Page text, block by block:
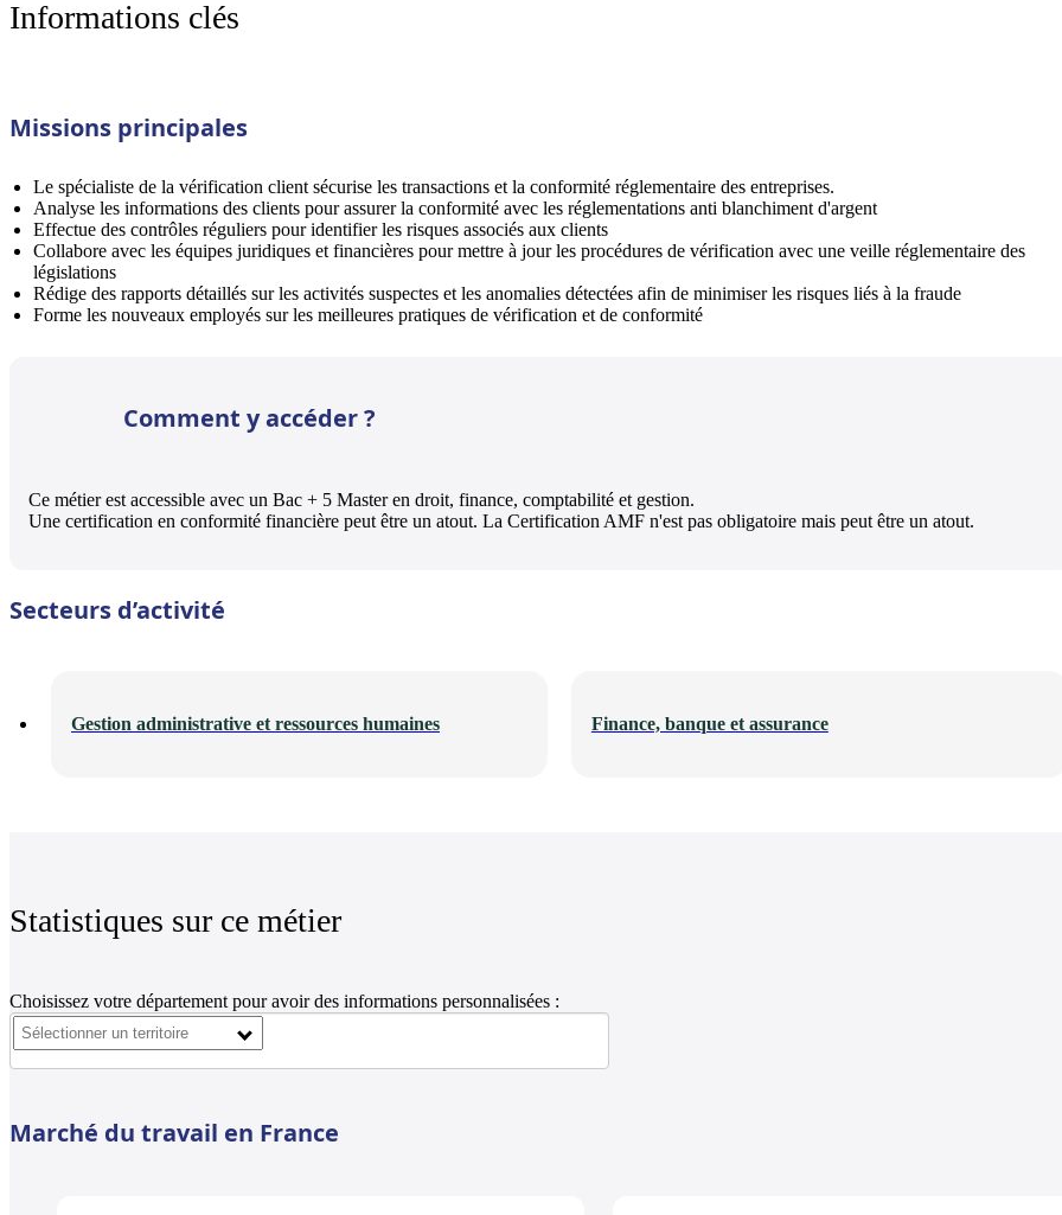
Informations clés
Missions principales
Le spécialiste de la vérification client sécurise les transactions et la conformité réglementaire des entreprises.
Analyse les informations des clients pour assurer la conformité avec les réglementations anti blanchiment d'argent
Effectue des contrôles réguliers pour identifier les risques associés aux clients
Collabore avec les équipes juridiques et financières pour mettre à jour les procédures de vérification avec une veille réglementaire des
législations
Rédige des rapports détaillés sur les activités suspectes et les anomalies détectées afin de minimiser les risques liés à la fraude
Forme les nouveaux employés sur les meilleures pratiques de vérification et de conformité
Comment y accéder ?
Ce métier est accessible avec un Bac + 5 Master en droit, finance, comptabilité et gestion.
Une certification en conformité financière peut être un atout. La Certification AMF n'est pas obligatoire mais peut être un atout.
Secteurs d’activité
Gestion administrative et ressources humaines Finance, banque et assurance
Statistiques sur ce métier
Choisissez votre département pour avoir des informations personnalisées :
Marché du travail en France